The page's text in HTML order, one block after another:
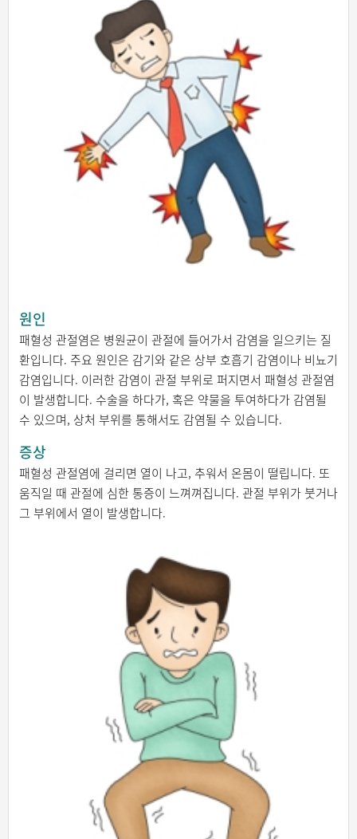
원인
패혈성 관절염은 병원균이 관절에 들어가서 감염을 일으키는 질
환입니다. 주요 원인은 감기와 같은 상부 호흡기 감염이나 비뇨기
감염입니다. 이러한 감염이 관절 부위로 퍼지면서 패혈성 관절염
이 발생합니다. 수술을 하다가, 혹은 약물을 투여하다가 감염될
수 있으며, 상처 부위를 통해서도 감염될 수 있습니다.
증상
패혈성 관절염에 걸리면 열이 나고, 추워서 온몸이 떨립니다. 또
움직일 때 관절에 심한 통증이 느껴껴집니다. 관절 부위가 붓거나
그 부위에서 열이 발생합니다.